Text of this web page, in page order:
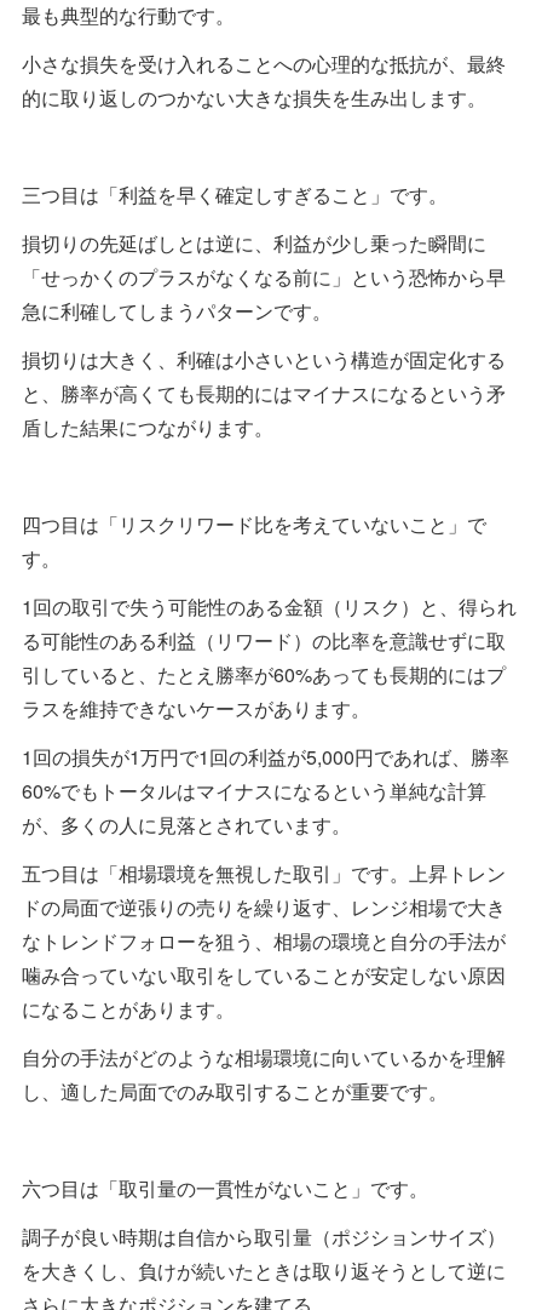
最も典型的な行動です。
小さな損失を受け入れることへの心理的な抵抗が、最終
的に取り返しのつかない大きな損失を生み出します。
三つ目は「利益を早く確定しすぎること」です。
損切りの先延ばしとは逆に、利益が少し乗った瞬間に
「せっかくのプラスがなくなる前に」という恐怖から早
急に利確してしまうパターンです。
損切りは大きく、利確は小さいという構造が固定化する
と、勝率が高くても長期的にはマイナスになるという矛
盾した結果につながります。
四つ目は「リスクリワード比を考えていないこと」で
す。
1回の取引で失う可能性のある金額（リスク）と、得られ
る可能性のある利益（リワード）の比率を意識せずに取
引していると、たとえ勝率が60%あっても長期的にはプ
ラスを維持できないケースがあります。
1回の損失が1万円で1回の利益が5,000円であれば、勝率
60%でもトータルはマイナスになるという単純な計算
が、多くの人に見落とされています。
五つ目は「相場環境を無視した取引」です。上昇トレン
ドの局面で逆張りの売りを繰り返す、レンジ相場で大き
なトレンドフォローを狙う、相場の環境と自分の手法が
噛み合っていない取引をしていることが安定しない原因
になることがあります。
自分の手法がどのような相場環境に向いているかを理解
し、適した局面でのみ取引することが重要です。
六つ目は「取引量の一貫性がないこと」です。
調子が良い時期は自信から取引量（ポジションサイズ）
を大きくし、負けが続いたときは取り返そうとして逆に